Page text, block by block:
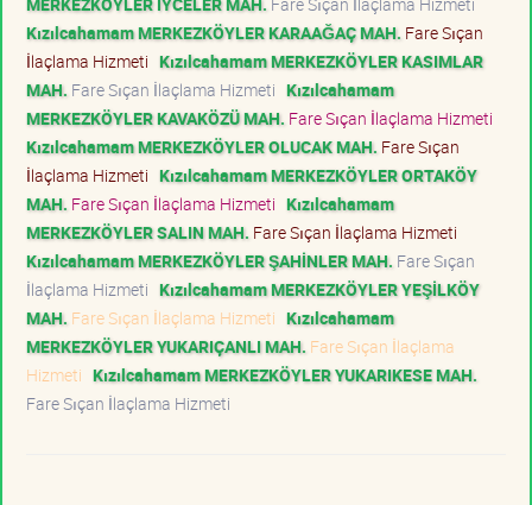
Kızılcahamam MERKEZKÖYLER KARAAĞAÇ MAH. Fare Sıçan
İlaçlama Hizmeti Kızılcahamam MERKEZKÖYLER KASIMLAR
MAH. Fare Sıçan İlaçlama Hizmeti Kızılcahamam
MERKEZKÖYLER KAVAKÖZÜ MAH. Fare Sıçan İlaçlama Hizmeti
Kızılcahamam MERKEZKÖYLER OLUCAK MAH. Fare Sıçan
İlaçlama Hizmeti Kızılcahamam MERKEZKÖYLER ORTAKÖY
MAH. Fare Sıçan İlaçlama Hizmeti Kızılcahamam
MERKEZKÖYLER SALIN MAH. Fare Sıçan İlaçlama Hizmeti
Kızılcahamam MERKEZKÖYLER ŞAHİNLER MAH. Fare Sıçan
İlaçlama Hizmeti Kızılcahamam MERKEZKÖYLER YEŞİLKÖY
MAH. Fare Sıçan İlaçlama Hizmeti Kızılcahamam
MERKEZKÖYLER YUKARIÇANLI MAH. Fare Sıçan İlaçlama
Hizmeti Kızılcahamam MERKEZKÖYLER YUKARIKESE MAH.
Fare Sıçan İlaçlama Hizmeti